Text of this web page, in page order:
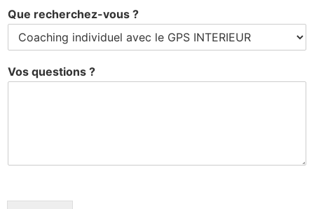
Que recherchez-vous ?
Vos questions ?